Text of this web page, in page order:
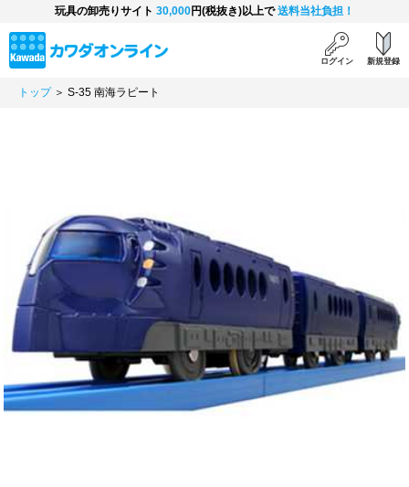
玩具の卸売りサイト 30,000円(税抜き)以上で送料当社負担！
ログイン 新規登録
トップ＞ S-35 南海ラピート